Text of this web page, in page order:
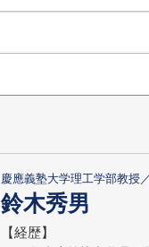
慶應義塾大学理工学部教授
鈴木秀男
【経歴】